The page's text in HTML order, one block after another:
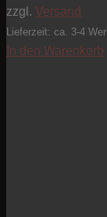
zzgl. Versand
Lieferzeit: ca. 3-4
In den Warenkorb